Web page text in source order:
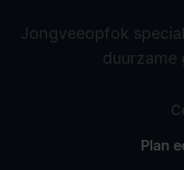
Jongveeopfok
duurzame
Plan